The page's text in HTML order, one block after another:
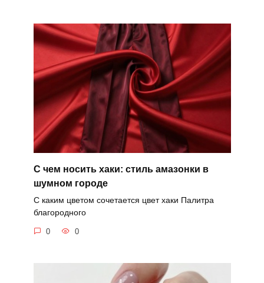
С чем носить хаки: стиль амазонки в
шумном городе
С каким цветом сочетается цвет хаки Палитра
благородного
0 0